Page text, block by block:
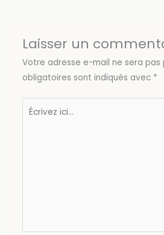
Laisser un
Votre adresse e-mail ne sera pas
obligatoires sont indiqués avec *
Écrivez